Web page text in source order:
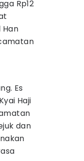
Rp12
Es
Haji
dan